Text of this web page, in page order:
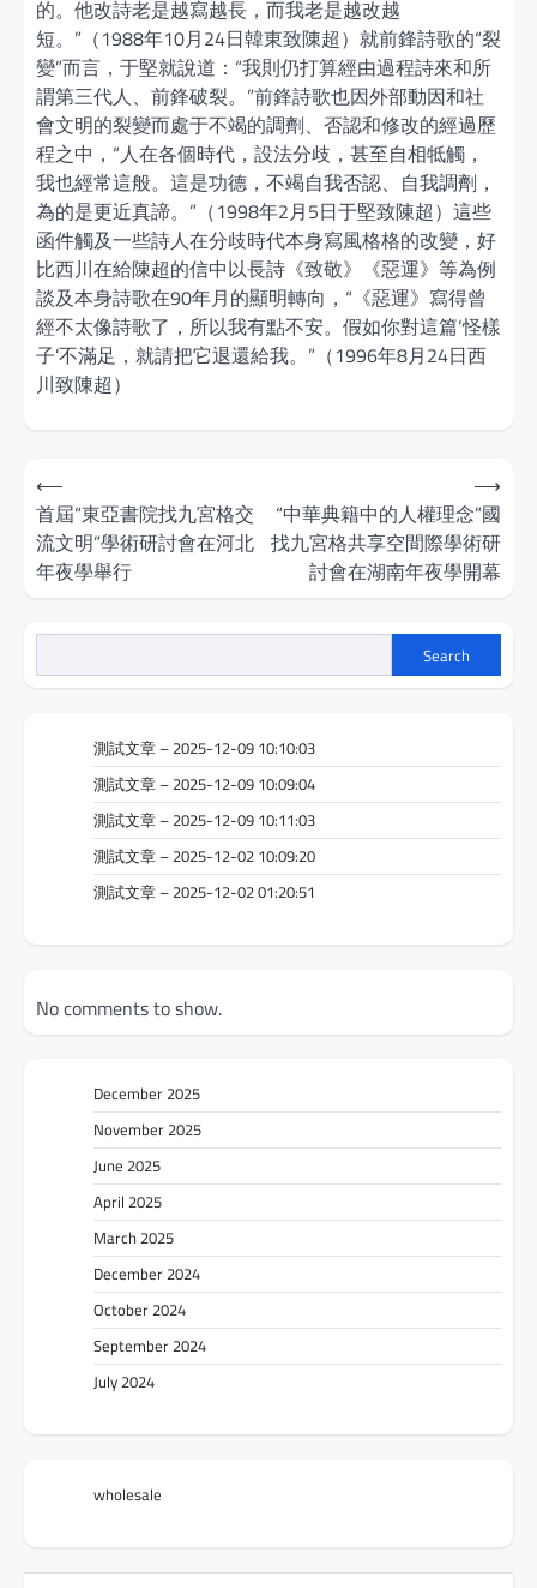
的。他改詩老是越寫越長，而我老是越改越
短。”（1988年10月24日韓東致陳超）就前鋒詩歌的“裂
變”而言，于堅就說道：“我則仍打算經由過程詩來和所
謂第三代人、前鋒破裂。”前鋒詩歌也因外部動因和社
會文明的裂變而處于不竭的調劑、否認和修改的經過歷
程之中，“人在各個時代，設法分歧，甚至自相牴觸，
我也經常這般。這是功德，不竭自我否認、自我調劑，
為的是更近真諦。”（1998年2月5日于堅致陳超）這些
函件觸及一些詩人在分歧時代本身寫風格格的改變，好
比西川在給陳超的信中以長詩《致敬》《惡運》等為例
談及本身詩歌在90年月的顯明轉向，“《惡運》寫得曾
經不太像詩歌了，所以我有點不安。假如你對這篇‘怪樣
子’不滿足，就請把它退還給我。”（1996年8月24日西
川致陳超）
Post
navigation
⟵
首屆“東亞書院找九宮格交
流文明”學術研討會在河北
年夜學舉行
“中華典籍中的人權理念”國
找九宮格共享空間際學術研
討會在湖南年夜學開幕
⟶
Search
測試文章 – 2025-12-09 10:10:03
測試文章 – 2025-12-09 10:09:04
測試文章 – 2025-12-09 10:11:03
測試文章 – 2025-12-02 10:09:20
測試文章 – 2025-12-02 01:20:51
No comments to show.
December 2025
November 2025
June 2025
April 2025
March 2025
December 2024
October 2024
September 2024
July 2024
wholesale